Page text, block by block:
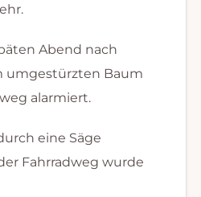
Abend nach
umgestürzten Baum
alarmiert.
eine Säge
Fahrradweg wurde